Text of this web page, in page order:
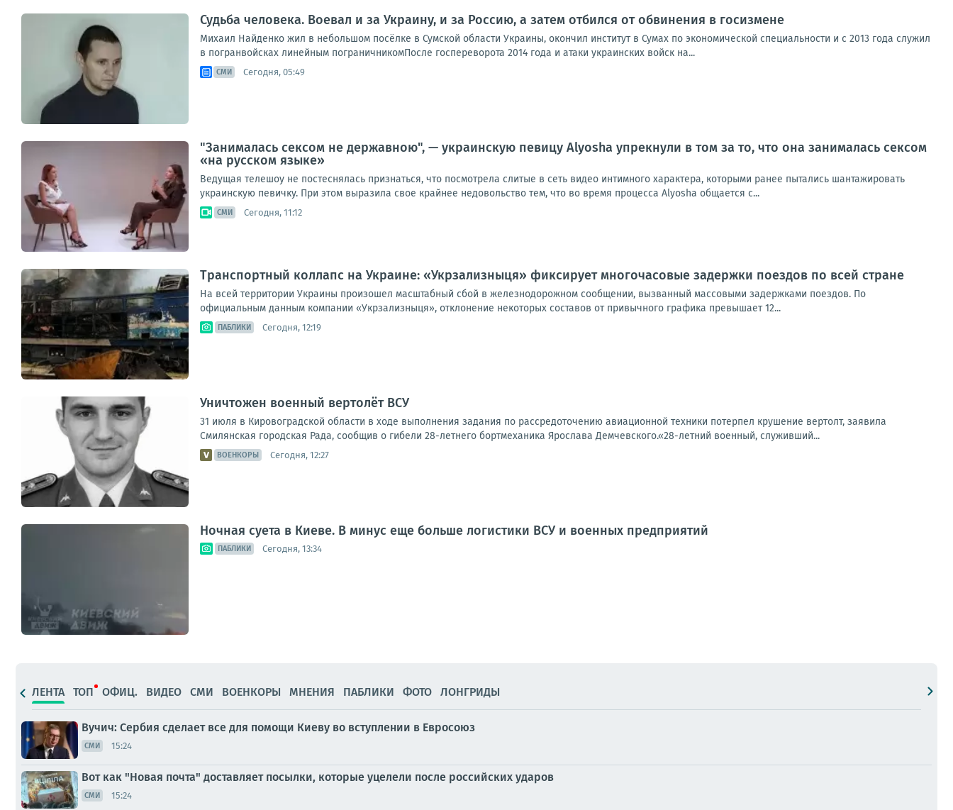
Судьба человека. Воевал и за Украину, и за Россию, а затем отбился от обвинения в госизмене
Михаил Найденко жил в небольшом посёлке в Сумской области Украины, окончил институт в Сумах по экономической специальности и с 2013 года служил
в погранвойсках линейным пограничникомПосле госпереворота 2014 года и атаки украинских войск на...
СМИ Сегодня, 05:49
"Занималась сексом не державною", — украинскую певицу Alyosha упрекнули в том за то, что она занималась сексом
«на русском языке»
Ведущая телешоу не постеснялась признаться, что посмотрела слитые в сеть видео интимного характера, которыми ранее пытались шантажировать
украинскую певичку. При этом выразила свое крайнее недовольство тем, что во время процесса Alyosha общается с...
СМИ Сегодня, 11:12
Транспортный коллапс на Украине: «Укрзализныця» фиксирует многочасовые задержки поездов по всей стране
На всей территории Украины произошел масштабный сбой в железнодорожном сообщении, вызванный массовыми задержками поездов. По
официальным данным компании «Укрзализныця», отклонение некоторых составов от привычного графика превышает 12...
ПАБЛИКИ Сегодня, 12:19
Уничтожен военный вертолёт ВСУ
31 июля в Кировоградской области в ходе выполнения задания по рассредоточению авиационной техники потерпел крушение вертолт, заявила
Смилянская городская Рада, сообщив о гибели 28-летнего бортмеханика Ярослава Демчевского.«28-летний военный, служивший...
ВОЕНКОРЫ Сегодня, 12:27
Ночная суета в Киеве. В минус еще больше логистики ВСУ и военных предприятий
ПАБЛИКИ Сегодня, 13:34
ЛЕНТА ТОП ОФИЦ. ВИДЕО СМИ ВОЕНКОРЫ МНЕНИЯ ПАБЛИКИ ФОТО ЛОНГРИДЫ
Вучич: Сербия сделает все для помощи Киеву во вступлении в Евросоюз
СМИ 15:24
Вот как "Новая почта" доставляет посылки, которые уцелели после российских ударов
СМИ 15:24